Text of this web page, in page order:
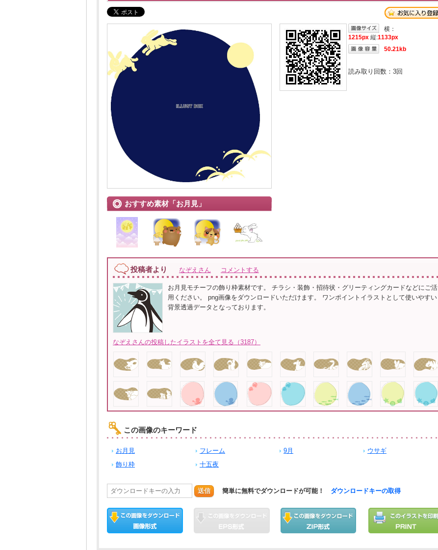
おすすめ素材「お月見」
横：
1215px 縦:1133px
50.21kb
読み取り回数： 3回
投稿者より なぞえさん コメントする
お月見モチーフの飾り枠素材です。 チラシ・装飾・招待状・グリーティングカードなどにご活
用ください。 png画像をダウンロードいただけます。 ワンポイントイラストとして使いやすい
背景透過データとなっております。
なぞえさんの投稿したイラストを全て見る（3187）
この画像のキーワード
お月見 フレーム 9月
ウサギ
飾り枠
十五夜
送信 簡単に無料でダウンロードが可能！ ダウンロードキーの取得